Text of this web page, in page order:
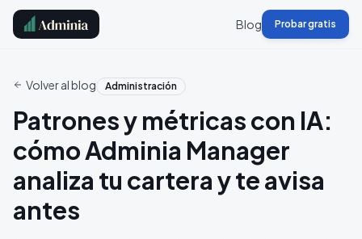
Blog Probar gratis
Volver al blog Administración
Patrones y métricas con IA:
cómo Adminia Manager
analiza tu cartera y te avisa
antes